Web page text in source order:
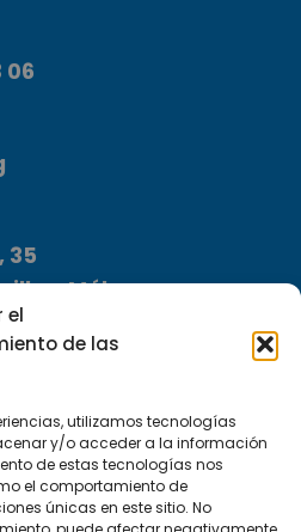
el
de las
utilizamos tecnologías
y/o acceder a la información
de estas tecnologías nos
el comportamiento de
únicas en este sitio. No
06
35
Málaga
Newsletter